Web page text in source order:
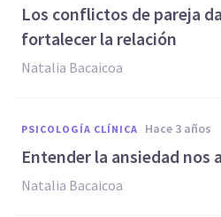
Los conflictos de pareja
fortalecer la relación
Natalia Bacaicoa
PSICOLOGÍA CLÍNICA hace 3 años
Entender la ansiedad nos
Natalia Bacaicoa